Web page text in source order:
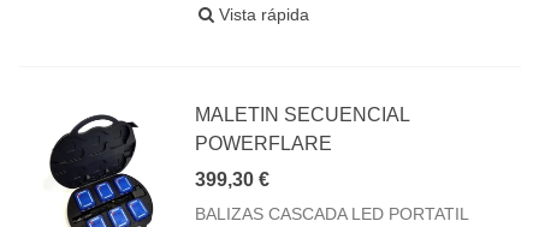
Vista rápida
MALETIN SECUENCIAL
POWERFLARE
399,30 €
BALIZAS CASCADA LED PORTATIL